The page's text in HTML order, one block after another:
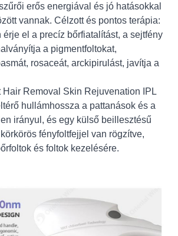
erős energiával és jó hatásokkal
vannak. Célzott és pontos terápia:
el a precíz bőrfiatalítást, a sejtfény
a pigmentfoltokat,
rosaceát, arckipirulást, javítja a
Hair Removal Skin Rejuvenation IPL
hullámhossza a pattanások és a
irányul, és egy külső beillesztésű
fényfoltfejjel van rögzítve,
és foltok kezelésére.